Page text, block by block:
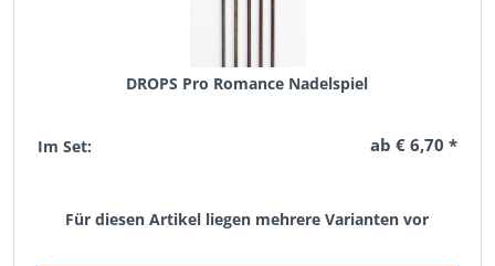
DROPS Pro Romance Nadelspiel
Im Set: ab € 6,70 *
Für diesen Artikel liegen mehrere Varianten vor